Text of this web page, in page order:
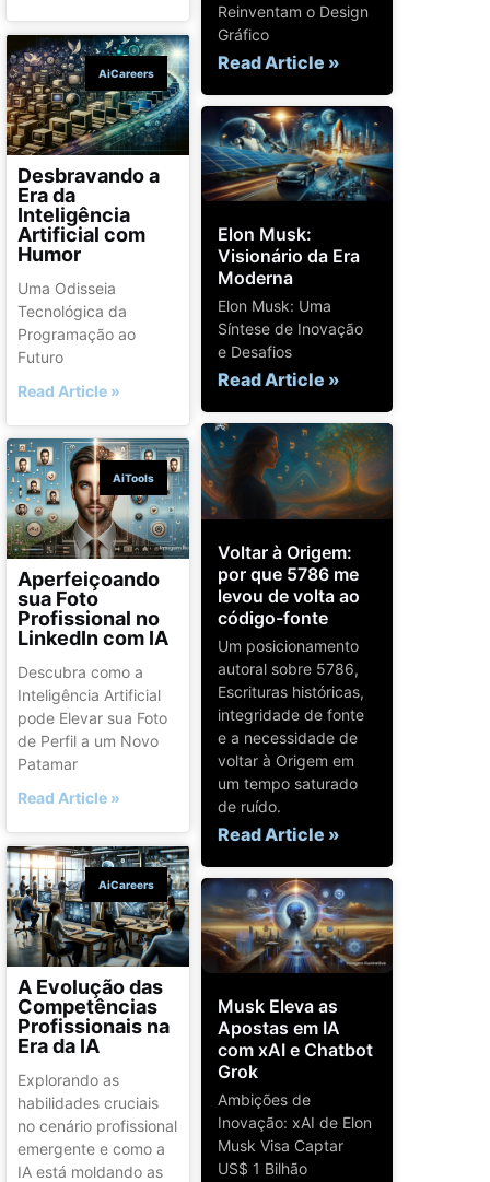
AiCareers
Desbravando a
Era da
Inteligência
Artificial com
Humor
Uma Odisseia
Tecnológica da
Programação ao
Futuro
Read Article »
AiTools
Aperfeiçoando
sua Foto
Profissional no
LinkedIn com IA
Descubra como a
Inteligência Artificial
pode Elevar sua Foto
de Perfil a um Novo
Patamar
Read Article »
AiCareers
A Evolução das
Competências
Profissionais na
Era da IA
Explorando as
habilidades cruciais
no cenário profissional
emergente e como a
IA está moldando as
Reinventam o Design
Gráfico
Read Article »
Elon Musk:
Visionário da Era
Moderna
Elon Musk: Uma
Síntese de Inovação
e Desafios
Read Article »
Voltar à Origem:
por que 5786 me
levou de volta ao
código-fonte
Um posicionamento
autoral sobre 5786,
Escrituras históricas,
integridade de fonte
e a necessidade de
voltar à Origem em
um tempo saturado
de ruído.
Read Article »
Musk Eleva as
Apostas em IA
com xAI e Chatbot
Grok
Ambições de
Inovação: xAI de Elon
Musk Visa Captar
US$ 1 Bilhão